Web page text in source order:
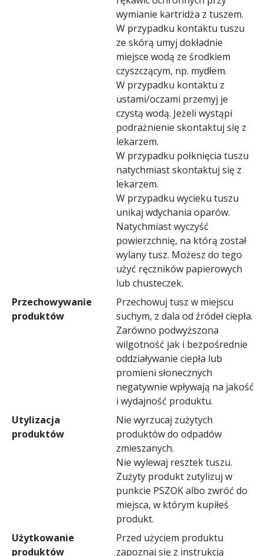
wymianie kartridża z tuszem.
W przypadku kontaktu tuszu
ze skórą umyj dokładnie
miejsce wodą ze środkiem
czyszczącym, np. mydłem.
W przypadku kontaktu z
ustami/oczami przemyj je
czystą wodą. Jeżeli wystąpi
podrażnienie skontaktuj się z
lekarzem.
W przypadku połknięcia tuszu
natychmiast skontaktuj się z
lekarzem.
W przypadku wycieku tuszu
unikaj wdychania oparów.
Natychmiast wyczyść
powierzchnię, na którą został
wylany tusz. Możesz do tego
użyć ręczników papierowych
lub chusteczek.
Przechowywanie
produktów
Przechowuj tusz w miejscu
suchym, z dala od źródeł ciepła.
Zarówno podwyższona
wilgotność jak i bezpośrednie
oddziaływanie ciepła lub
promieni słonecznych
negatywnie wpływają na jakość
i wydajność produktu.
Utylizacja
produktów
Nie wyrzucaj zużytych
produktów do odpadów
zmieszanych.
Nie wylewaj resztek tuszu.
Zużyty produkt zutylizuj w
punkcie PSZOK albo zwróć do
miejsca, w którym kupiłeś
produkt.
Użytkowanie
produktów
Przed użyciem produktu
zapoznaj się z instrukcją